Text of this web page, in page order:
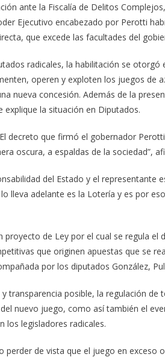
ante la Fiscalía de Delitos
Ejecutivo encabezado por Perotti
que excede las facultades del
radicales, la habilitación se
operen y exploten los juegos de
nueva concesión. Además de la
explique la situación en Diputados.
decreto que firmó el gobernador
oscura, a espaldas de la sociedad”,
del Estado y el representante
lleva adelante es la Lotería y es por
de Ley por el cual se regula el
que originen apuestas que se
por los diputados González,
transparencia posible, la regulación
nuevo juego, como así también el
los legisladores radicales.
perder de vista que el juego en exceso